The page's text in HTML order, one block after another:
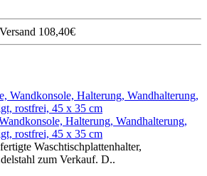
108,40€
Halterung, Wandhalterung,
rostfrei, 45 x 35 cm
Waschtischplattenhalter,
zum Verkauf. D..